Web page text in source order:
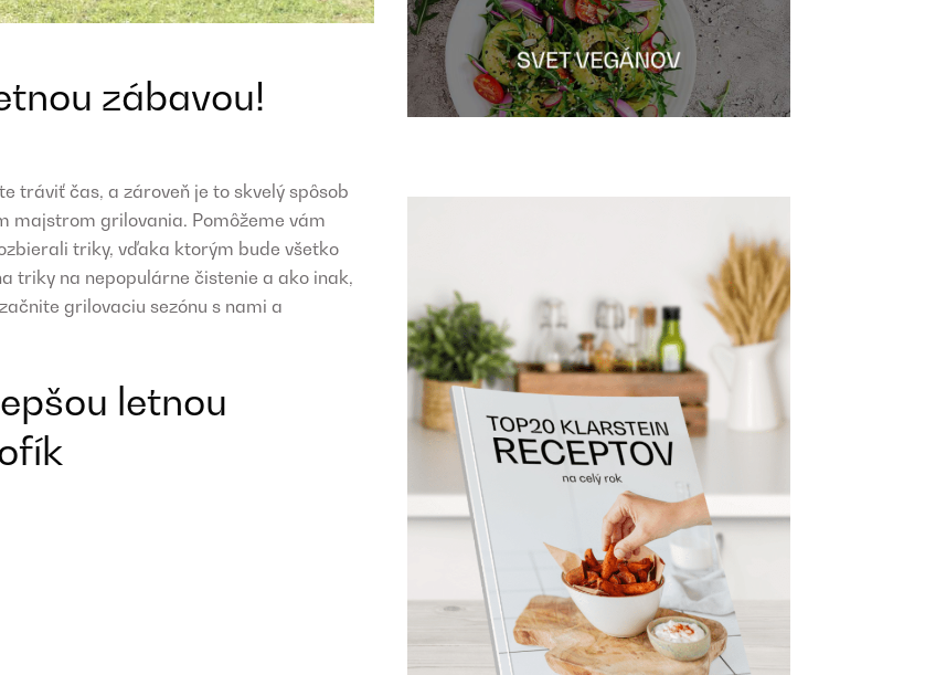
zábavou!
tráviť čas, a zároveň je to skvelý spôsob
majstrom grilovania. Pomôžeme vám
triky, vďaka ktorým bude všetko
triky na nepopulárne čistenie a ako inak,
grilovaciu sezónu s nami a
letnou